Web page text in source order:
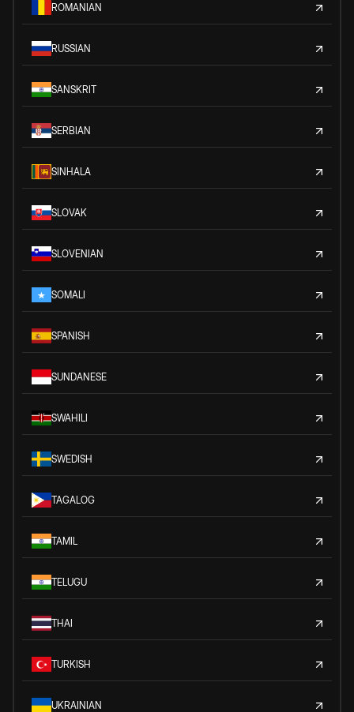
ROMANIAN
RUSSIAN
SANSKRIT
SERBIAN
SINHALA
SLOVAK
SLOVENIAN
SOMALI
SPANISH
SUNDANESE
SWAHILI
SWEDISH
TAGALOG
TAMIL
TELUGU
THAI
TURKISH
UKRAINIAN